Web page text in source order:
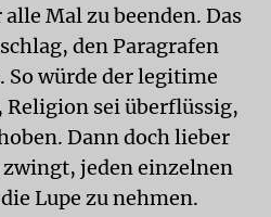
Mal zu beenden. Das
den Paragrafen
So würde der legitime
sei überflüssig,
Dann doch lieber
zwingt, jeden einzelnen
Lupe zu nehmen.